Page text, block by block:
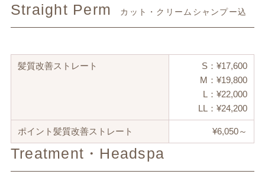
Straight Perm カット・クリームシャンプー込
髪質改善ストレート
S：¥17,600
M：¥19,800
L：¥22,000
LL：¥24,200
ポイント髪質改善ストレート ¥6,050～
Treatment・Headspa